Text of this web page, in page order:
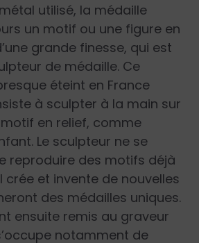
utilisé, la médaille
un motif ou une figure en
grande finesse, qui est
de médaille. Ce
éteint en France
à sculpter à la main sur
en relief, comme
Le sculpteur ne se
reproduire des motifs déjà
crée et invente de nouvelles
des médailles uniques.
ensuite remis au graveur
notamment de